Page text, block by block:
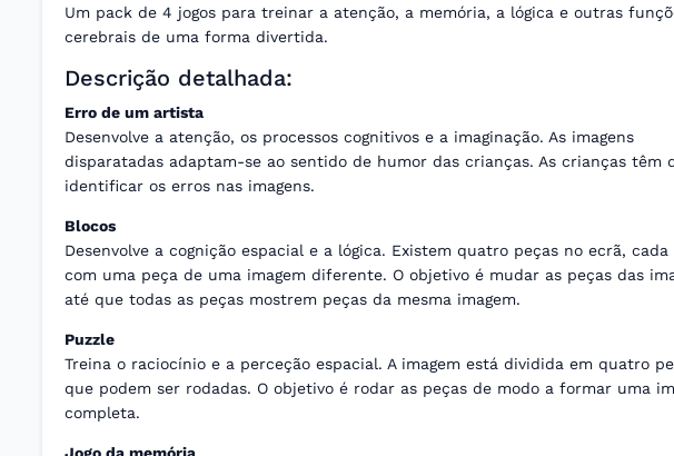
Um pack de 4 jogos para treinar a atenção, a memória, a lógica e outras
cerebrais de uma forma divertida.
Descrição detalhada:
Erro de um artista
Desenvolve a atenção, os processos cognitivos e a imaginação. As imagens
disparatadas adaptam-se ao sentido de humor das crianças. As crianças têm
identificar os erros nas imagens.
Blocos
Desenvolve a cognição espacial e a lógica. Existem quatro peças no ecrã, cada
com uma peça de uma imagem diferente. O objetivo é mudar as peças das
até que todas as peças mostrem peças da mesma imagem.
Puzzle
Treina o raciocínio e a perceção espacial. A imagem está dividida em quatro
que podem ser rodadas. O objetivo é rodar as peças de modo a formar uma
completa.